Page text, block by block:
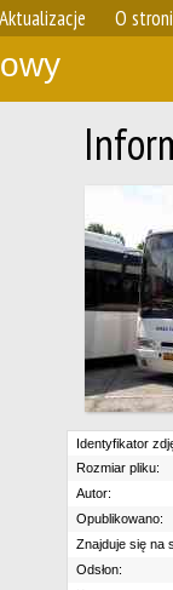
Aktualizacje O
Identyfikator
Rozmiar pliku:
Autor:
Opublikowano:
Znajduje się na
Odsłon: